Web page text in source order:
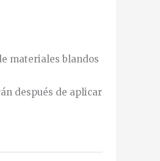
materiales blandos
después de aplicar